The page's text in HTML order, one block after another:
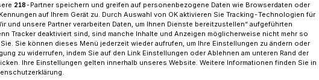
Der Madrigalchor singt für Hochwassergeschädigte
218-Partner speichern und greifen auf personenbezogene Daten wie Browserdaten oder
auf Ihrem Gerät zu. Durch Auswahl von OK aktivieren Sie Tracking-Technologien für
und unsere Partner verarbeiten Daten, um Ihnen Dienste bereitzustellen“ aufgeführten
Tracker deaktiviert sind, sind manche Inhalte und Anzeigen möglicherweise nicht mehr so
Sie können dieses Menü jederzeit wieder aufrufen, um Ihre Einstellungen zu ändern oder
zu widerrufen, indem Sie auf den Link Einstellungen oder Ablehnen am unteren Rand der
Ihre Einstellungen gelten innerhalb unseres Website. Weitere Informationen finden Sie in